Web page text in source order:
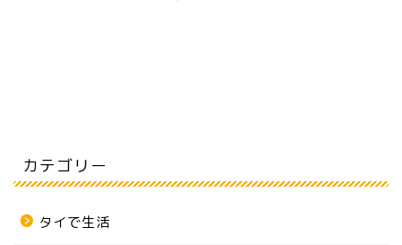
カテゴリー
タイで生活